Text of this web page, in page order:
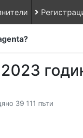
39 111 пъти